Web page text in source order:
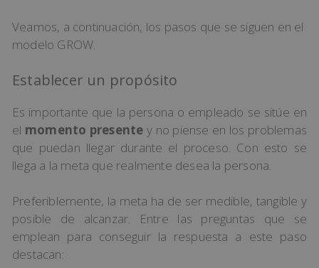
Veamos, a continuación, los pasos que se siguen en el
modelo GROW.
Establecer un propósito
Es importante que la persona o empleado se sitúe en
el momento presente y no piense en los problemas
que puedan llegar durante el proceso. Con esto se
llega a la meta que realmente desea la persona.
Preferiblemente, la meta ha de ser medible, tangible y
posible de alcanzar. Entre las preguntas que se
emplean para conseguir la respuesta a este paso
destacan: